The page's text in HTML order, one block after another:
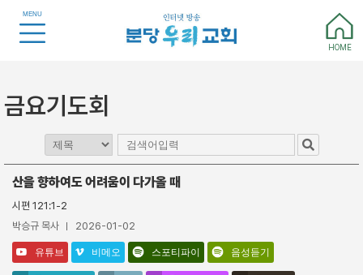
MENU
HOME
금요기도회
산을 향하여도 어려움이 다가올 때
시편 121:1-2
박승규 목사
2026-01-02
유튜브 비메오 스포티파이 음성듣기